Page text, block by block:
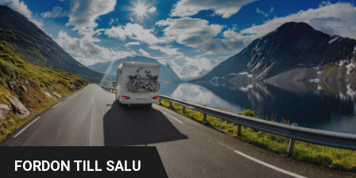
FORDON TILL SALU